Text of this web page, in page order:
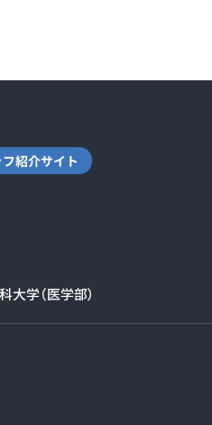
大学（医学部）